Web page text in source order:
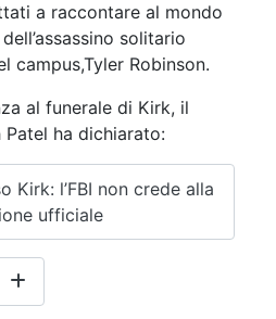
a raccontare al mondo
solitario
campus,Tyler Robinson.
al funerale di Kirk, il
Patel ha dichiarato:
Kirk: l’FBI non crede alla
ufficiale